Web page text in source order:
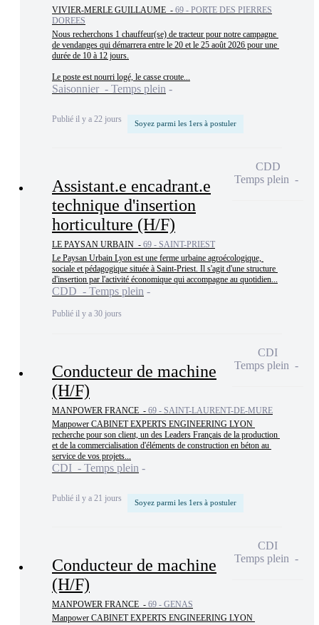
VIVIER-MERLE GUILLAUME - 69 - PORTE DES PIERRES
DOREES
Nous recherchons 1 chauffeur(se) de tracteur pour notre campagne
de vendanges qui démarrera entre le 20 et le 25 août 2026 pour une
durée de 10 à 12 jours.
Le poste est nourri logé, le casse croute...
Saisonnier - Temps plein
Publié il y a 22 jours Soyez parmi les 1ers à postuler
Assistant.e encadrant.e
technique d'insertion
horticulture (H/F)
LE PAYSAN URBAIN - 69 - SAINT-PRIEST
Le Paysan Urbain Lyon est une ferme urbaine agroécologique,
sociale et pédagogique située à Saint-Priest. Il s'agit d'une structure
d'insertion par l'activité économique qui accompagne au quotidien...
CDD - Temps plein
Publié il y a 30 jours
CDD
Temps plein
Conducteur de machine
(H/F)
MANPOWER FRANCE - 69 - SAINT-LAURENT-DE-MURE
Manpower CABINET EXPERTS ENGINEERING LYON
recherche pour son client, un des Leaders Français de la production
et de la commercialisation d'éléments de construction en béton au
service de vos projets...
CDI - Temps plein
Publié il y a 21 jours Soyez parmi les 1ers à postuler
CDI
Temps plein
Conducteur de machine
(H/F)
MANPOWER FRANCE - 69 - GENAS
Manpower CABINET EXPERTS ENGINEERING LYON
CDI
Temps plein